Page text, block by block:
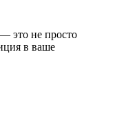
это не просто
в ваше